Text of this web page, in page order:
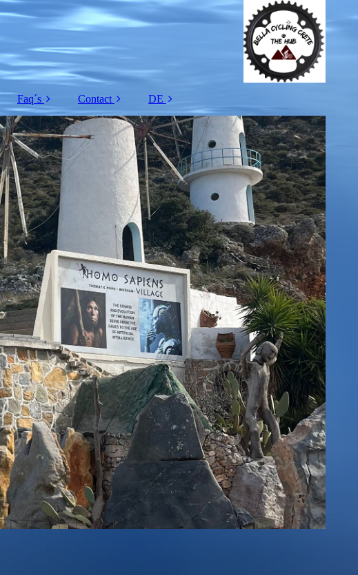
Faq´s
Fahrradgrößen
Lieferung
Contact
Stellen angebot
Über uns.
DE
EN
NL